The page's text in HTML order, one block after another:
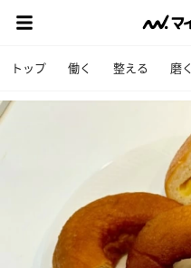
トップ 働く 整える 磨く